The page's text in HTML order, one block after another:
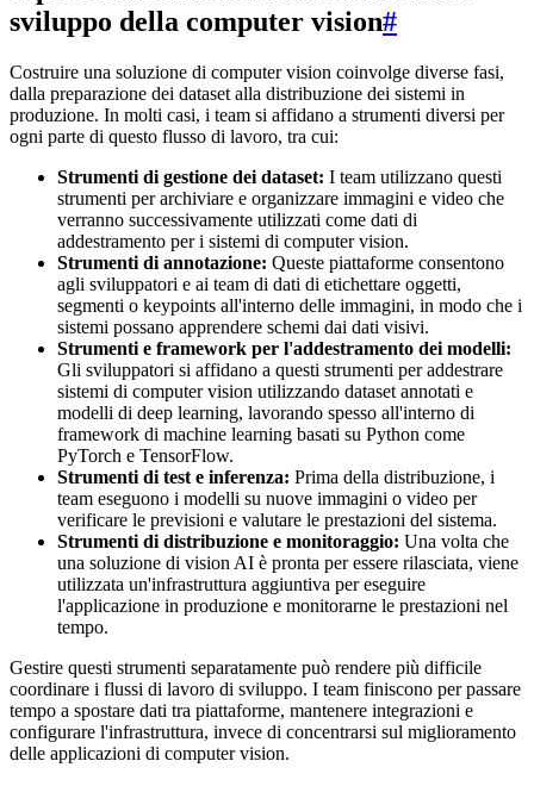
sviluppo della computer vision#
Costruire una soluzione di computer vision coinvolge diverse fasi,
dalla preparazione dei dataset alla distribuzione dei sistemi in
produzione. In molti casi, i team si affidano a strumenti diversi per
ogni parte di questo flusso di lavoro, tra cui:
Strumenti di gestione dei dataset: I team utilizzano questi
strumenti per archiviare e organizzare immagini e video che
verranno successivamente utilizzati come dati di
addestramento per i sistemi di computer vision.
Strumenti di annotazione: Queste piattaforme consentono
agli sviluppatori e ai team di dati di etichettare oggetti,
segmenti o keypoints all'interno delle immagini, in modo che i
sistemi possano apprendere schemi dai dati visivi.
Strumenti e framework per l'addestramento dei modelli:
Gli sviluppatori si affidano a questi strumenti per addestrare
sistemi di computer vision utilizzando dataset annotati e
modelli di deep learning, lavorando spesso all'interno di
framework di machine learning basati su Python come
PyTorch e TensorFlow.
Strumenti di test e inferenza: Prima della distribuzione, i
team eseguono i modelli su nuove immagini o video per
verificare le previsioni e valutare le prestazioni del sistema.
Strumenti di distribuzione e monitoraggio: Una volta che
una soluzione di vision AI è pronta per essere rilasciata, viene
utilizzata un'infrastruttura aggiuntiva per eseguire
l'applicazione in produzione e monitorarne le prestazioni nel
tempo.
Gestire questi strumenti separatamente può rendere più difficile
coordinare i flussi di lavoro di sviluppo. I team finiscono per passare
tempo a spostare dati tra piattaforme, mantenere integrazioni e
configurare l'infrastruttura, invece di concentrarsi sul miglioramento
delle applicazioni di computer vision.